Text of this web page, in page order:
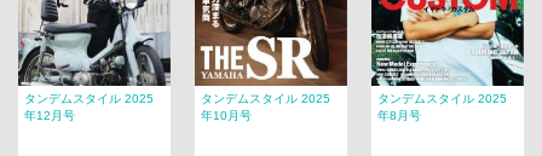
タンデムスタイル 2025
年12月号
タンデムスタイル 2025
年10月号
タンデムスタイル 2025
年8月号